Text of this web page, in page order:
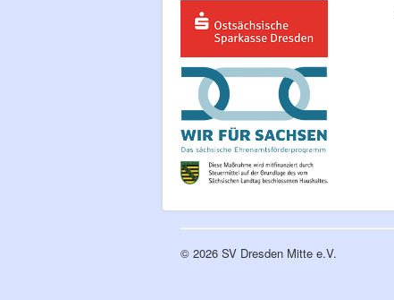
© 2026 SV Dresden Mitte e.V.